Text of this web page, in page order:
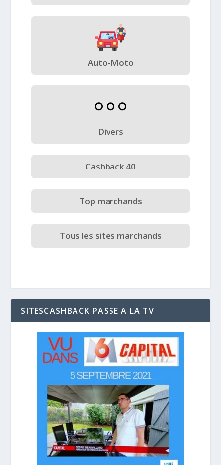
Auto-Moto
Divers
Cashback 40
Top marchands
Tous les sites marchands
SITESCASHBACK PASSE A LA TV